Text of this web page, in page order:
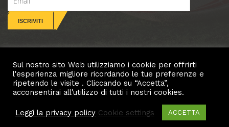
CONTATTI
Copyright (c) Villorba Rugby. All rights reserved.
Sul nostro sito Web utilizziamo i cookie per offrirti
l'esperienza migliore ricordando le tue preferenze e
ripetendo le visite . Cliccando su “Accetta”,
acconsentirai all'utilizzo di tutti i nostri cookies.
Leggi la privacy policy Cookie settings ACCETTA